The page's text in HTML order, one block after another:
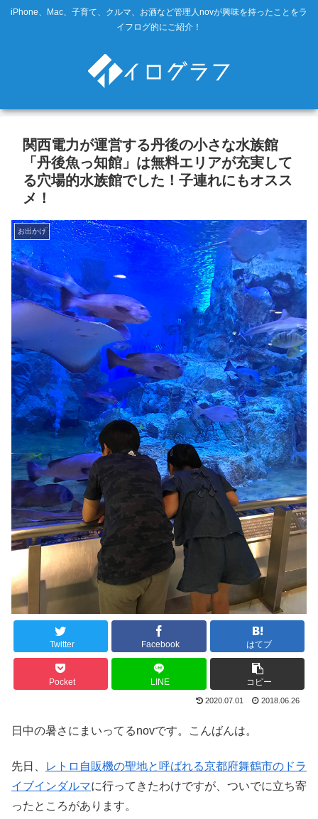
iPhone、Mac、子育て、クルマ、お酒など管理人novが興味を持ったことをラ
イフログ的にご紹介！
関西電力が運営する丹後の小さな水族館
「丹後魚っ知館」は無料エリアが充実して
る穴場的水族館でした！子連れにもオスス
メ！
お出かけ
Twitter Facebook はてブ
Pocket LINE コピー
2020.07.01 2018.06.26
日中の暑さにまいってるnovです。こんばんは。
先日、
レトロ自販機の聖地と呼ばれる京都府舞鶴市のドラ
イブインダルマに行ってきたわけですが、ついでに立ち寄
ったところがあります。